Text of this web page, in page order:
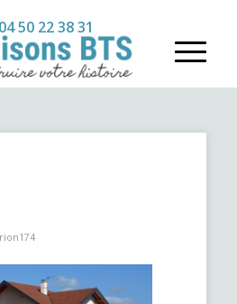
04 50 22 38 31